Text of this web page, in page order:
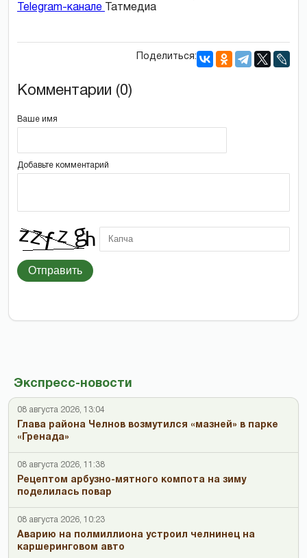
Экспресс-новости
08 августа 2026, 13:04
Глава района Челнов возмутился «мазней» в парке
«Гренада»
08 августа 2026, 11:38
Рецептом арбузно-мятного компота на зиму
поделилась повар
08 августа 2026, 10:23
Аварию на полмиллиона устроил челнинец на
каршеринговом авто
Telegram-канале
Татмедиа
Поделиться:
Комментарии (0)
Ваше имя
Добавьте комментарий
Отправить